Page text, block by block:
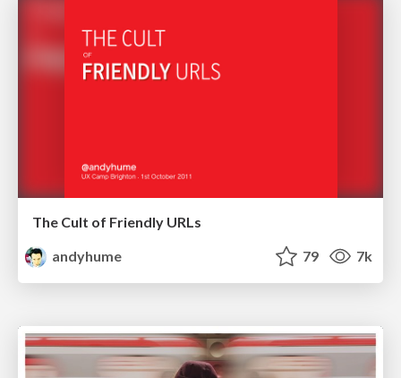
The Cult of Friendly URLs
andyhume
79 7k